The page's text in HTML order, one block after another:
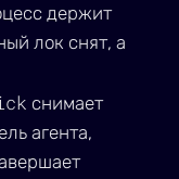
держит
лок снят, а
снимает
агента,